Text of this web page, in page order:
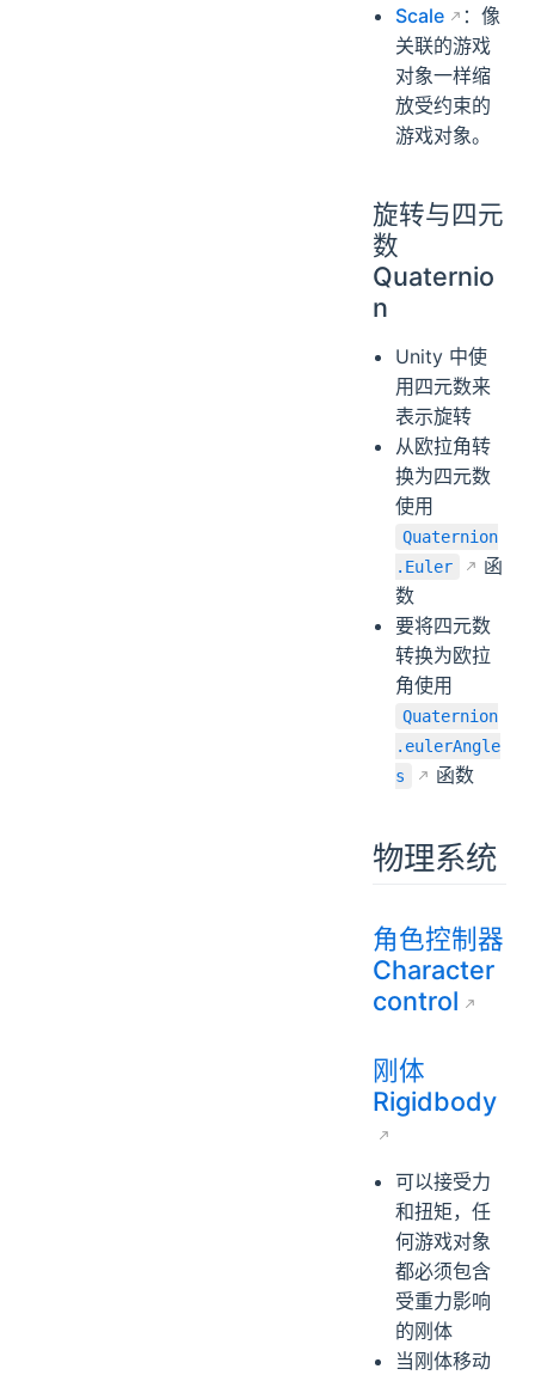
Scale
：像
关联的游戏
对象一样缩
放受约束的
游戏对象。
旋转与四元
数
Quaternio
n
Unity 中使
用四元数来
表示旋转
从欧拉角转
换为四元数
使用
Quaternion
.Euler
函
数
要将四元数
转换为欧拉
角使用
Quaternion
.eulerAngle
s
函数
物理系统
角色控制器
Character
control
刚体
Rigidbody
可以接受力
和扭矩，任
何游戏对象
都必须包含
受重力影响
的刚体
当刚体移动